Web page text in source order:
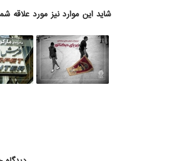
شاید این موارد نیز مورد علاقه